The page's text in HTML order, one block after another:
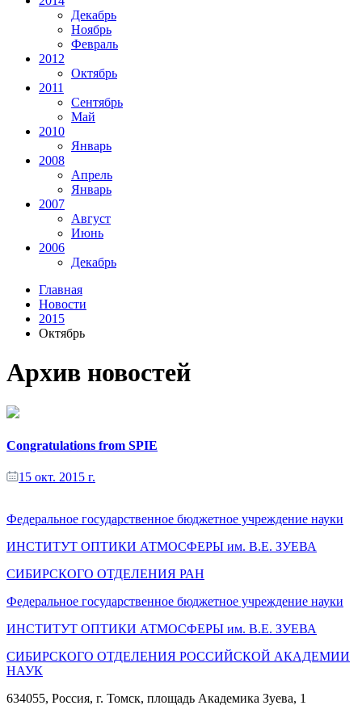
Декабрь
Ноябрь
Февраль
2012
Октябрь
2011
Сентябрь
Май
2010
Январь
2008
Апрель
Январь
2007
Август
Июнь
2006
Декабрь
Главная
Новости
2015
Октябрь
Архив новостей
Congratulations from SPIE
15 окт. 2015 г.
Федеральное государственное бюджетное учреждение науки
ИНСТИТУТ ОПТИКИ АТМОСФЕРЫ им. В.Е. ЗУЕВА
СИБИРСКОГО ОТДЕЛЕНИЯ РАН
Федеральное государственное бюджетное учреждение науки
ИНСТИТУТ ОПТИКИ АТМОСФЕРЫ им. В.Е. ЗУЕВА
СИБИРСКОГО ОТДЕЛЕНИЯ РОССИЙСКОЙ АКАДЕМИИ
НАУК
634055, Россия, г. Томск, площадь Академика Зуева, 1